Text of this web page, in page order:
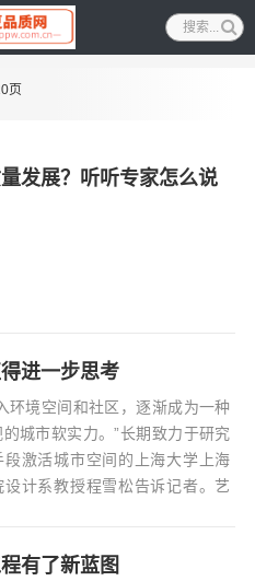
页
发展？听听专家怎么说
进一步思考
环境空间和社区，逐渐成为一种
城市软实力。”长期致力于研究
段激活城市空间的上海大学上海
设计系教授程雪松告诉记者。艺
速传播、产生影响力的有效载
有了新蓝图